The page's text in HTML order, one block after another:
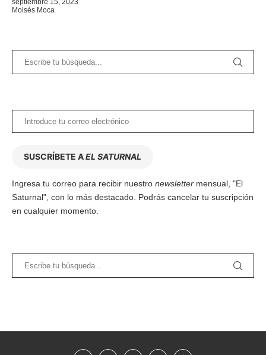
Moisés Moca
SUSCRÍBETE AEL SATURNAL
Ingresa tu correo para recibir nuestro newsletter mensual, "El
Saturnal", con lo más destacado. Podrás cancelar tu suscripción
en cualquier momento.